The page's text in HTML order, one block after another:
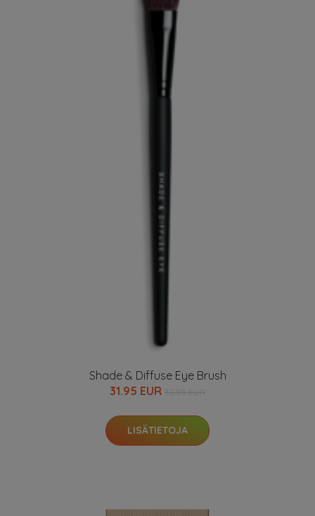
Shade & Diffuse Eye Brush
31.95 EUR
LISÄTIETOJA